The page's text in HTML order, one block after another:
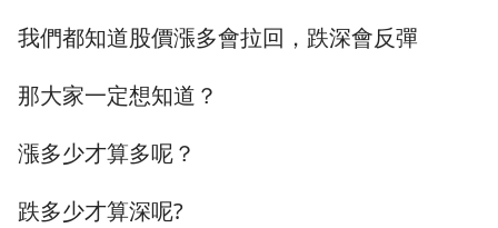
我們都知道股價漲多會拉回，跌深會反彈
那大家一定想知道？
漲多少才算多呢？
跌多少才算深呢?